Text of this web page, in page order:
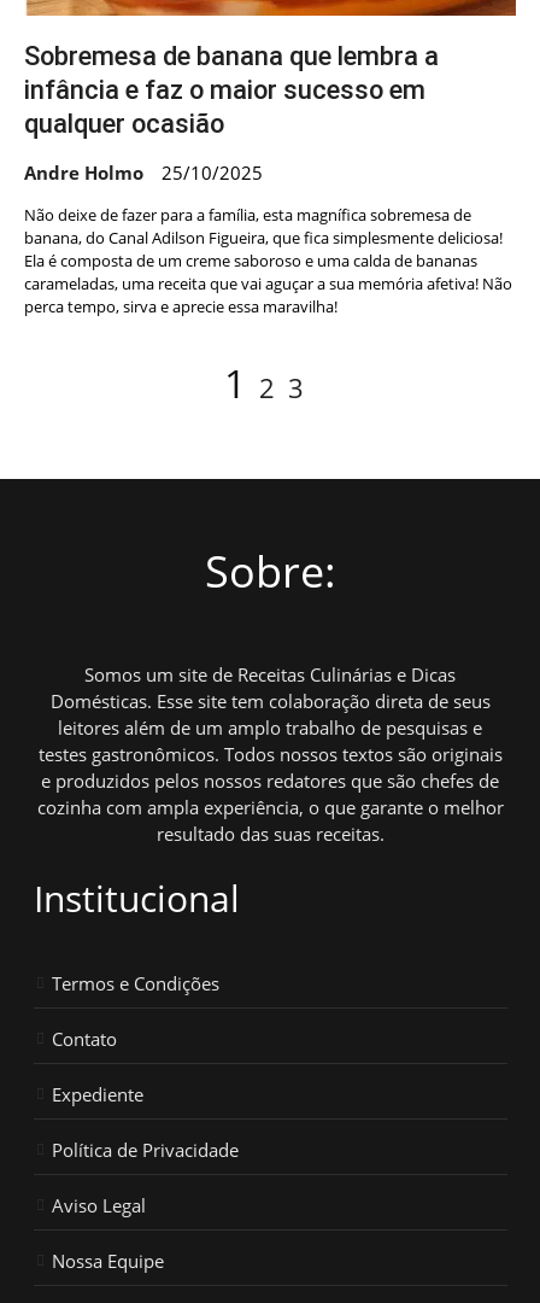
Sobremesa de banana que lembra a
infância e faz o maior sucesso em
qualquer ocasião
Andre Holmo 25/10/2025
Não deixe de fazer para a família, esta magnífica sobremesa de
banana, do Canal Adilson Figueira, que fica simplesmente deliciosa!
Ela é composta de um creme saboroso e uma calda de bananas
carameladas, uma receita que vai aguçar a sua memória afetiva! Não
perca tempo, sirva e aprecie essa maravilha!
Page
1 Page
2 Page
3
Sobre:
Somos um site de Receitas Culinárias e Dicas
Domésticas. Esse site tem colaboração direta de seus
leitores além de um amplo trabalho de pesquisas e
testes gastronômicos. Todos nossos textos são originais
e produzidos pelos nossos redatores que são chefes de
cozinha com ampla experiência, o que garante o melhor
resultado das suas receitas.
Institucional
Termos e Condições
Contato
Expediente
Política de Privacidade
Aviso Legal
Nossa Equipe